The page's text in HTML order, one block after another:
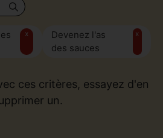
x
Devenez l'as
des sauces
x
ces critères, essayez d'en
un.